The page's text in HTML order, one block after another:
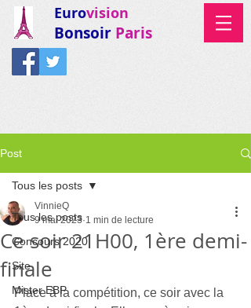
Eurovision
Bonsoir Paris
Post
Tous les posts
Concours 2020
Site
Mister EBP
Tous les posts
Ce soir 21H00, 1ère demi-
finale
VinnieQ
9 mai 2023 1 min de lecture
Place à la compétition, ce soir avec la